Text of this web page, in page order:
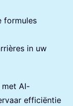
formules
in uw
met AI-
efficiëntie